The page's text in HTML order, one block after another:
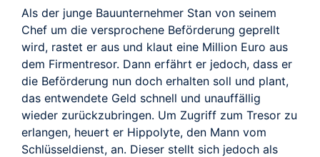
Als der junge Bauunternehmer Stan von seinem
Chef um die versprochene Beförderung geprellt
wird, rastet er aus und klaut eine Million Euro aus
dem Firmentresor. Dann erfährt er jedoch, dass er
die Beförderung nun doch erhalten soll und plant,
das entwendete Geld schnell und unauffällig
wieder zurückzubringen. Um Zugriff zum Tresor zu
erlangen, heuert er Hippolyte, den Mann vom
Schlüsseldienst, an. Dieser stellt sich jedoch als